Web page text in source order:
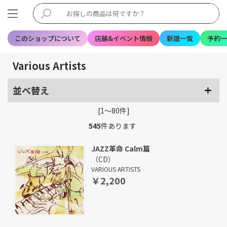
このショップについて 店舗&イベント情報 新譜一覧 予約
Various Artists
並べ替え
[1～80件]
545件あります
JAZZ革命 Calm篇
（CD）
VARIOUS ARTISTS
￥2,200